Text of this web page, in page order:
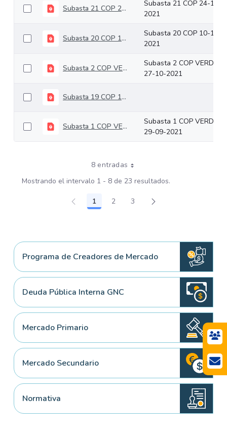
Subasta 21 COP 24-11-2021
Subasta 21 COP 24-11-
2021
Subasta 20 COP 10-11-2021
Subasta 20 COP 10-11-
2021
Subasta 2 COP VERDES 27-10-2021
Subasta 2 COP VERDES
27-10-2021
Subasta 19 COP 13-10-2021
Subasta 1 COP VERDES 29-09-2021
Subasta 1 COP VERDES
29-09-2021
8 entradas
Mostrando el intervalo 1 - 8 de 23 resultados.
Página
1 Página
2 Página
3
Programa de Creadores de Mercado
Deuda Pública Interna GNC
Mercado Primario
Mercado Secundario
Normativa